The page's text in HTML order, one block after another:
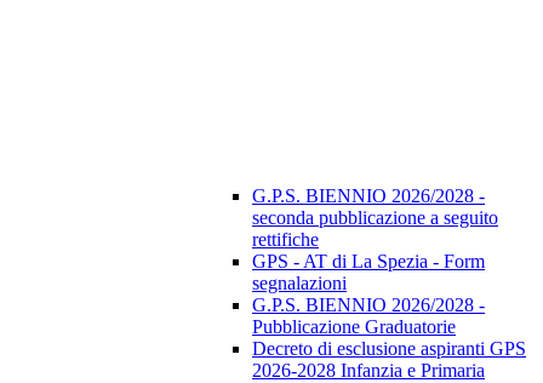
G.P.S. BIENNIO 2026/2028 -
seconda pubblicazione a seguito
rettifiche
GPS - AT di La Spezia - Form
segnalazioni
G.P.S. BIENNIO 2026/2028 -
Pubblicazione Graduatorie
Decreto di esclusione aspiranti GPS
2026-2028 Infanzia e Primaria